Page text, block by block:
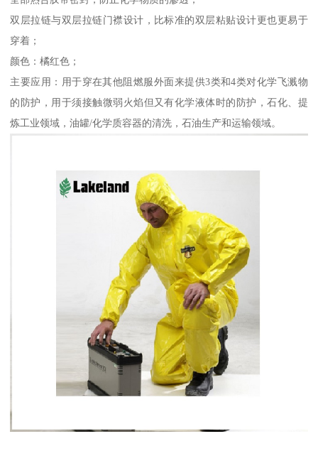
双层拉链与双层拉链门襟设计，比标准的双层粘贴设计更也更易于
穿着；
颜色：橘红色；
主要应用：用于穿在其他阻燃服外面来提供3类和4类对化学飞溅物
的防护，用于须接触微弱火焰但又有化学液体时的防护，石化、提
炼工业领域，油罐/化学质容器的清洗，石油生产和运输领域。